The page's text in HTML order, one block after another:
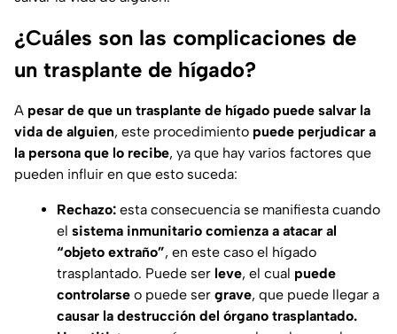
¿Cuáles son las complicaciones de
un trasplante de hígado?
A pesar de que un trasplante de hígado puede salvar la
vida de alguien, este procedimiento puede perjudicar a
la persona que lo recibe, ya que hay varios factores que
pueden influir en que esto suceda:
Rechazo: esta consecuencia se manifiesta cuando
el sistema inmunitario comienza a atacar al
“objeto extraño”, en este caso el hígado
trasplantado. Puede ser leve, el cual puede
controlarse o puede ser grave, que puede llegar a
causar la destrucción del órgano trasplantado.